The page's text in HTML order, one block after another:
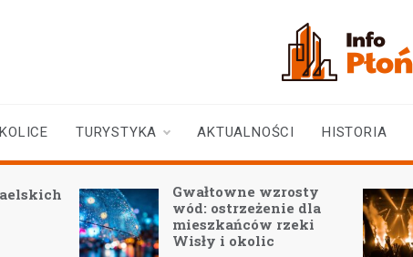
TURYSTYKA AKTUALNOŚCI HISTORIA
Gwałtowne wzrosty
wód: ostrzeżenie dla
mieszkańców rzeki
Wisły i okolic